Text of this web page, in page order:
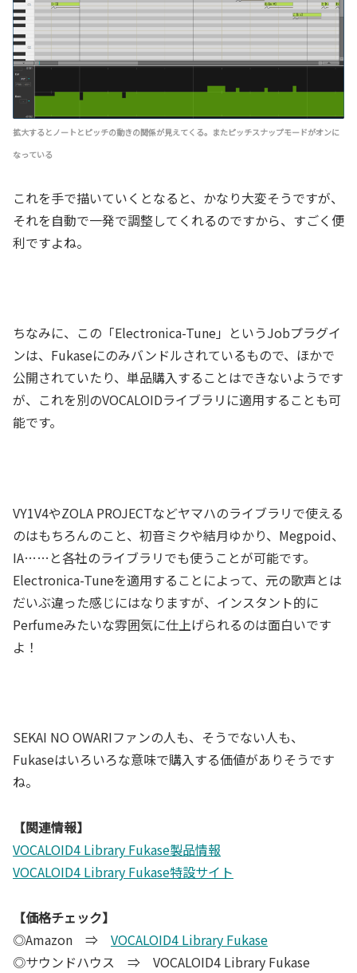
拡大するとノートとピッチの動きの関係が見えてくる。またピッチスナップモードがオンに
なっている
これを手で描いていくとなると、かなり大変そうですが、
それを自動で一発で調整してくれるのですから、すごく便
利ですよね。
ちなみに、この「Electronica-Tune」というJobプラグイ
ンは、Fukaseにのみバンドルされているもので、ほかで
公開されていたり、単品購入することはできないようです
が、これを別のVOCALOIDライブラリに適用することも可
能です。
VY1V4やZOLA PROJECTなどヤマハのライブラリで使える
のはもちろんのこと、初音ミクや結月ゆかり、Megpoid、
IA……と各社のライブラリでも使うことが可能です。
Electronica-Tuneを適用することによって、元の歌声とは
だいぶ違った感じにはなりますが、インスタント的に
Perfumeみたいな雰囲気に仕上げられるのは面白いです
よ！
SEKAI NO OWARIファンの人も、そうでない人も、
Fukaseはいろいろな意味で購入する価値がありそうです
ね。
【関連情報】
VOCALOID4 Library Fukase製品情報
VOCALOID4 Library Fukase特設サイト
【価格チェック】
◎Amazon ⇒ VOCALOID4 Library Fukase
◎サウンドハウス ⇒ VOCALOID4 Library Fukase